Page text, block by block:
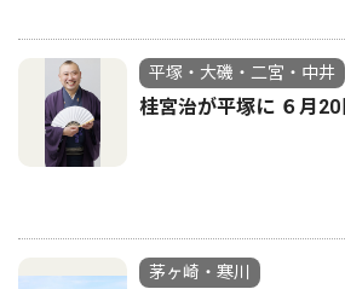
平塚・大磯・二宮・中井
桂宮治が平塚に ６月
茅ヶ崎・寒川